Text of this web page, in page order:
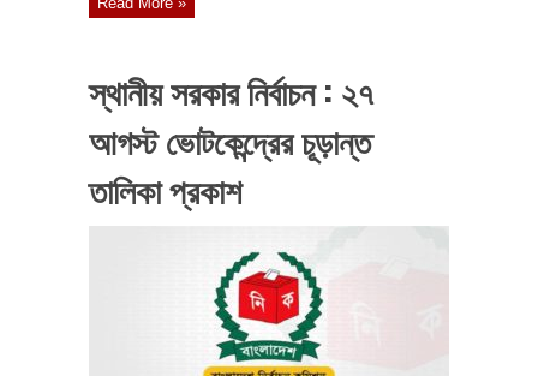
স্থানীয় সরকার নির্বাচন : ২৭
আগস্ট ভোটকেন্দ্রের চূড়ান্ত
তালিকা প্রকাশ